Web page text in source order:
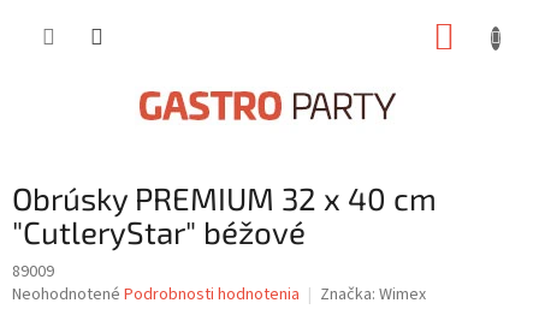
Obrúsky PREMIUM 32 x 40 cm
"CutleryStar" béžové
89009
Priemerné
Neohodnotené Podrobnosti hodnotenia Značka: Wimex